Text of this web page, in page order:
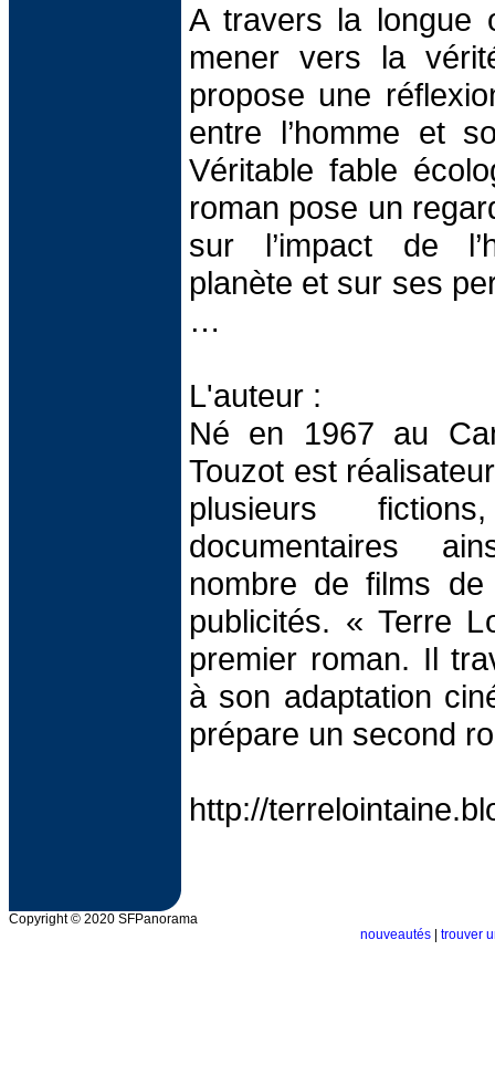
A travers la longue
mener vers la
propose une
entre l’homme et
Véritable fable
roman pose un
sur l’impact de
planète et sur ses
…
L'auteur :
Né en 1967 au
Touzot est
plusieurs
documentaires
nombre de films
publicités. « Terre
premier roman. Il
à son adaptation
prépare un second
http://
Copyright © 2020 SFPanorama
nouveautés
trouver